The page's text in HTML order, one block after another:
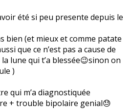
été si peu presente depuis le
bien (et mieux et comme patate
que ce n’est pas a cause de
lune qui t’a blessée😉sinon on
)
qui m’a diagnostiquée
+ trouble bipolaire genial😓